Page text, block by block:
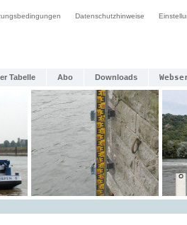
Datenschutzhinweise
Tabelle Abo Downloads